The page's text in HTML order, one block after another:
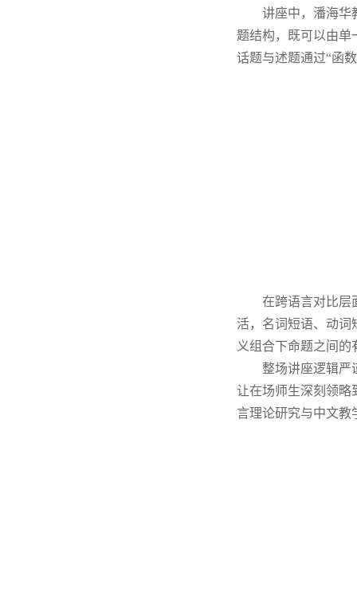
讲座中，潘海华
题结构，既可以由单
话题与述题通过“函
在跨语言对比层
活，名词短语、动词
义组合下命题之间
整场讲座逻辑严
让在场师生深刻领略
言理论研究与中文教